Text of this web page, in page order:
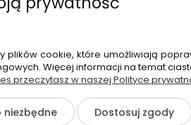
+48 720
Hossa Medical Sp. z o. o. | ul.
plików cookie, które umożliwiają
Więcej informacji na temat
przeczytasz w naszej Polityce
Dostosuj zgody